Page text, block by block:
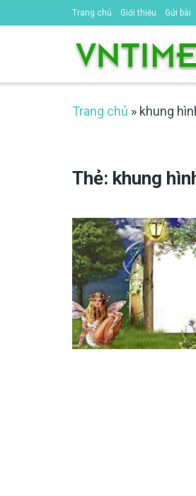
Trang chủ Giới thiệu Gửi bài
Trang chủ » khung
Thẻ: khung